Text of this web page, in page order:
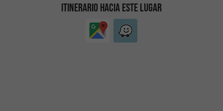
ITINERARIO HACIA ESTE LUGAR